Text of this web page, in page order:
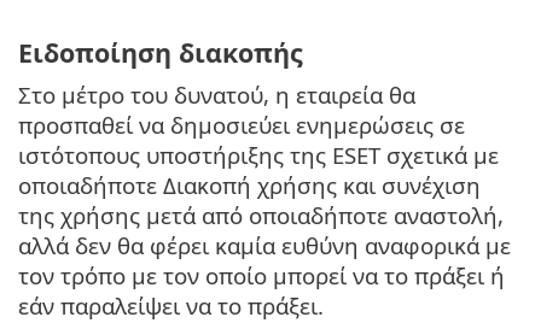
Ειδοποίηση διακοπής
Στο μέτρο του δυνατού, η εταιρεία θα
προσπαθεί να δημοσιεύει ενημερώσεις σε
ιστότοπους υποστήριξης της ESET σχετικά με
οποιαδήποτε Διακοπή χρήσης και συνέχιση
της χρήσης μετά από οποιαδήποτε αναστολή,
αλλά δεν θα φέρει καμία ευθύνη αναφορικά με
τον τρόπο με τον οποίο μπορεί να το πράξει ή
εάν παραλείψει να το πράξει.